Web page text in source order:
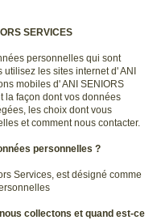
SERVICES
personnelles qui sont
les sites internet d' ANI
mobiles d' ANI SENIORS
la façon dont vos données
les choix dont vous
et comment nous contacter.
personnelles ?
Services, est désigné comme
collectons et quand est-ce